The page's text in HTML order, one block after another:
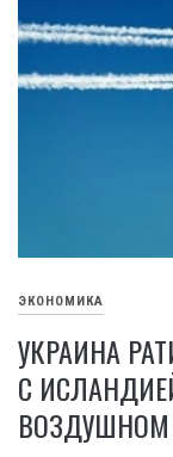
ЭКОНОМИКА
УКРАИНА
С